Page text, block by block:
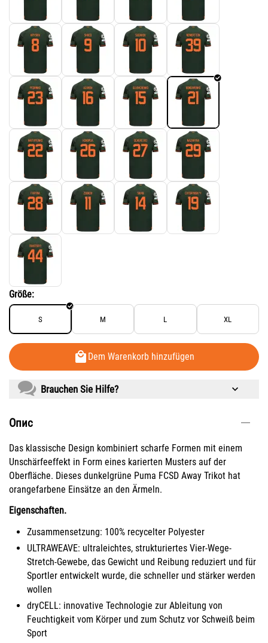
Größe:
S M L XL
Dem Warenkorb hinzufügen
Brauchen Sie Hilfe?
Опис
Das klassische Design kombiniert scharfe Formen mit einem
Unschärfeeffekt in Form eines karierten Musters auf der
Oberfläche. Dieses dunkelgrüne Puma FCSD Away Trikot hat
orangefarbene Einsätze an den Ärmeln.
Eigenschaften.
Zusammensetzung: 100% recycelter Polyester
ULTRAWEAVE: ultraleichtes, strukturiertes Vier-Wege-
Stretch-Gewebe, das Gewicht und Reibung reduziert und für
Sportler entwickelt wurde, die schneller und stärker werden
wollen
dryCELL: innovative Technologie zur Ableitung von
Feuchtigkeit vom Körper und zum Schutz vor Schweiß beim
Sport